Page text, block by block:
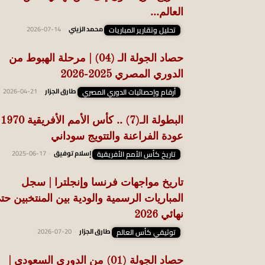
العالم...
تحليل وتقارير المباريات محمد الزيني 2026-07-14
حصاد الجولة الـ (04) | مرحلة الهبوط من
الدوري المصري 2025-2026
أرقام وإحصائيات الدوري المصري طارق الجزار 2026-04-21
عودة الفراعنة والتتويج سوداني
تاريخ كأس الأمم الأفريقية إسلام توفيق 2025-06-17
تاريخ مواجهات فرنسا وإنجلترا | سجل
المباريات الرسمية والودية بين المنتخبين
نهائي 2026
توثيقي كأس العالم طارق الجزار 2026-07-20
حصاد الجولة (01) من الدوري السعودي |